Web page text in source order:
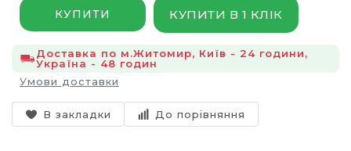
КУПИТИ КУПИТИ В 1 КЛІК
Доставка по м.Житомир, Київ - 24 години,
Україна - 48 годин
Умови доставки
В закладки До порівняння